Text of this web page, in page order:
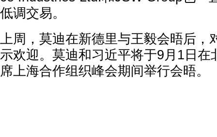
低调交易。
上周，莫迪在新德里与王毅会晤后，
示欢迎。莫迪和习近平将于9月1日在
席上海合作组织峰会期间举行会晤。